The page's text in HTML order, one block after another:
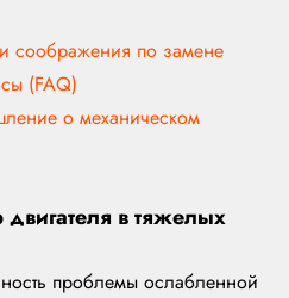
соображения по замене
(FAQ)
о механическом
в тяжелых
проблемы ослабленной